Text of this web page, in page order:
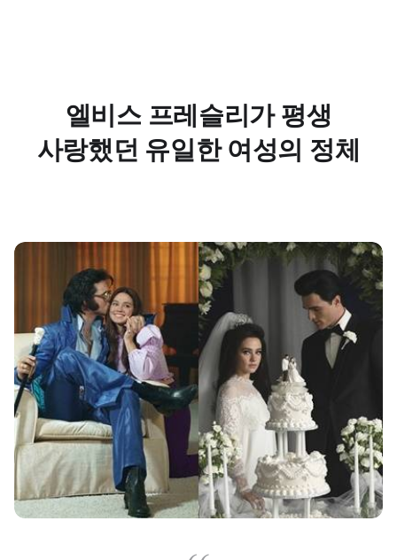
엘비스 프레슬리가 평생
사랑했던 유일한 여성의 정체